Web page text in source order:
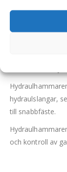
SMC
baserad på olja/
hydraulslangar,
till snabbfäste.
och kontroll av